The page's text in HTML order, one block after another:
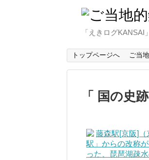
「えきログ
トップページへ ご当
国の史跡